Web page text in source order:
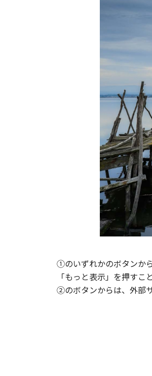
①のいずれかのボタンか
「もっと表示」を押すこ
②のボタンからは、外部